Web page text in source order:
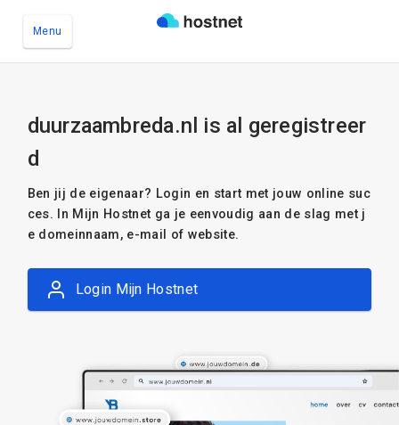
Menu
duurzaambreda.nl is al geregistreer
d
Ben jij de eigenaar? Login en start met jouw online suc
ces. In Mijn Hostnet ga je eenvoudig aan de slag met j
e domeinnaam, e-mail of website.
Login Mijn Hostnet